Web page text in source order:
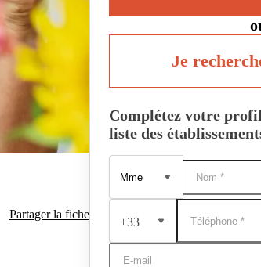
Partager la fiche
Je
Complétez votre
liste des
+33